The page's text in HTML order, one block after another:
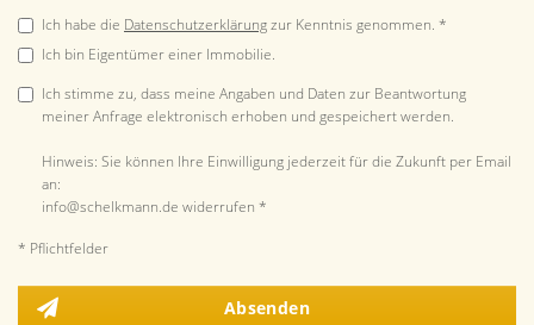
Ich habe die Datenschutzerklärungzur Kenntnis genommen. *
Ich bin Eigentümer einer Immobilie.
Ich stimme zu, dass meine Angaben und Daten zur Beantwortung
meiner Anfrage elektronisch erhoben und gespeichert werden.
Hinweis: Sie können Ihre Einwilligung jederzeit für die Zukunft per Email
an:
info@schelkmann.de widerrufen *
* Pflichtfelder
Absenden